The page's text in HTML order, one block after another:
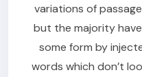
variations of
but the majority
some form by
words which don’t